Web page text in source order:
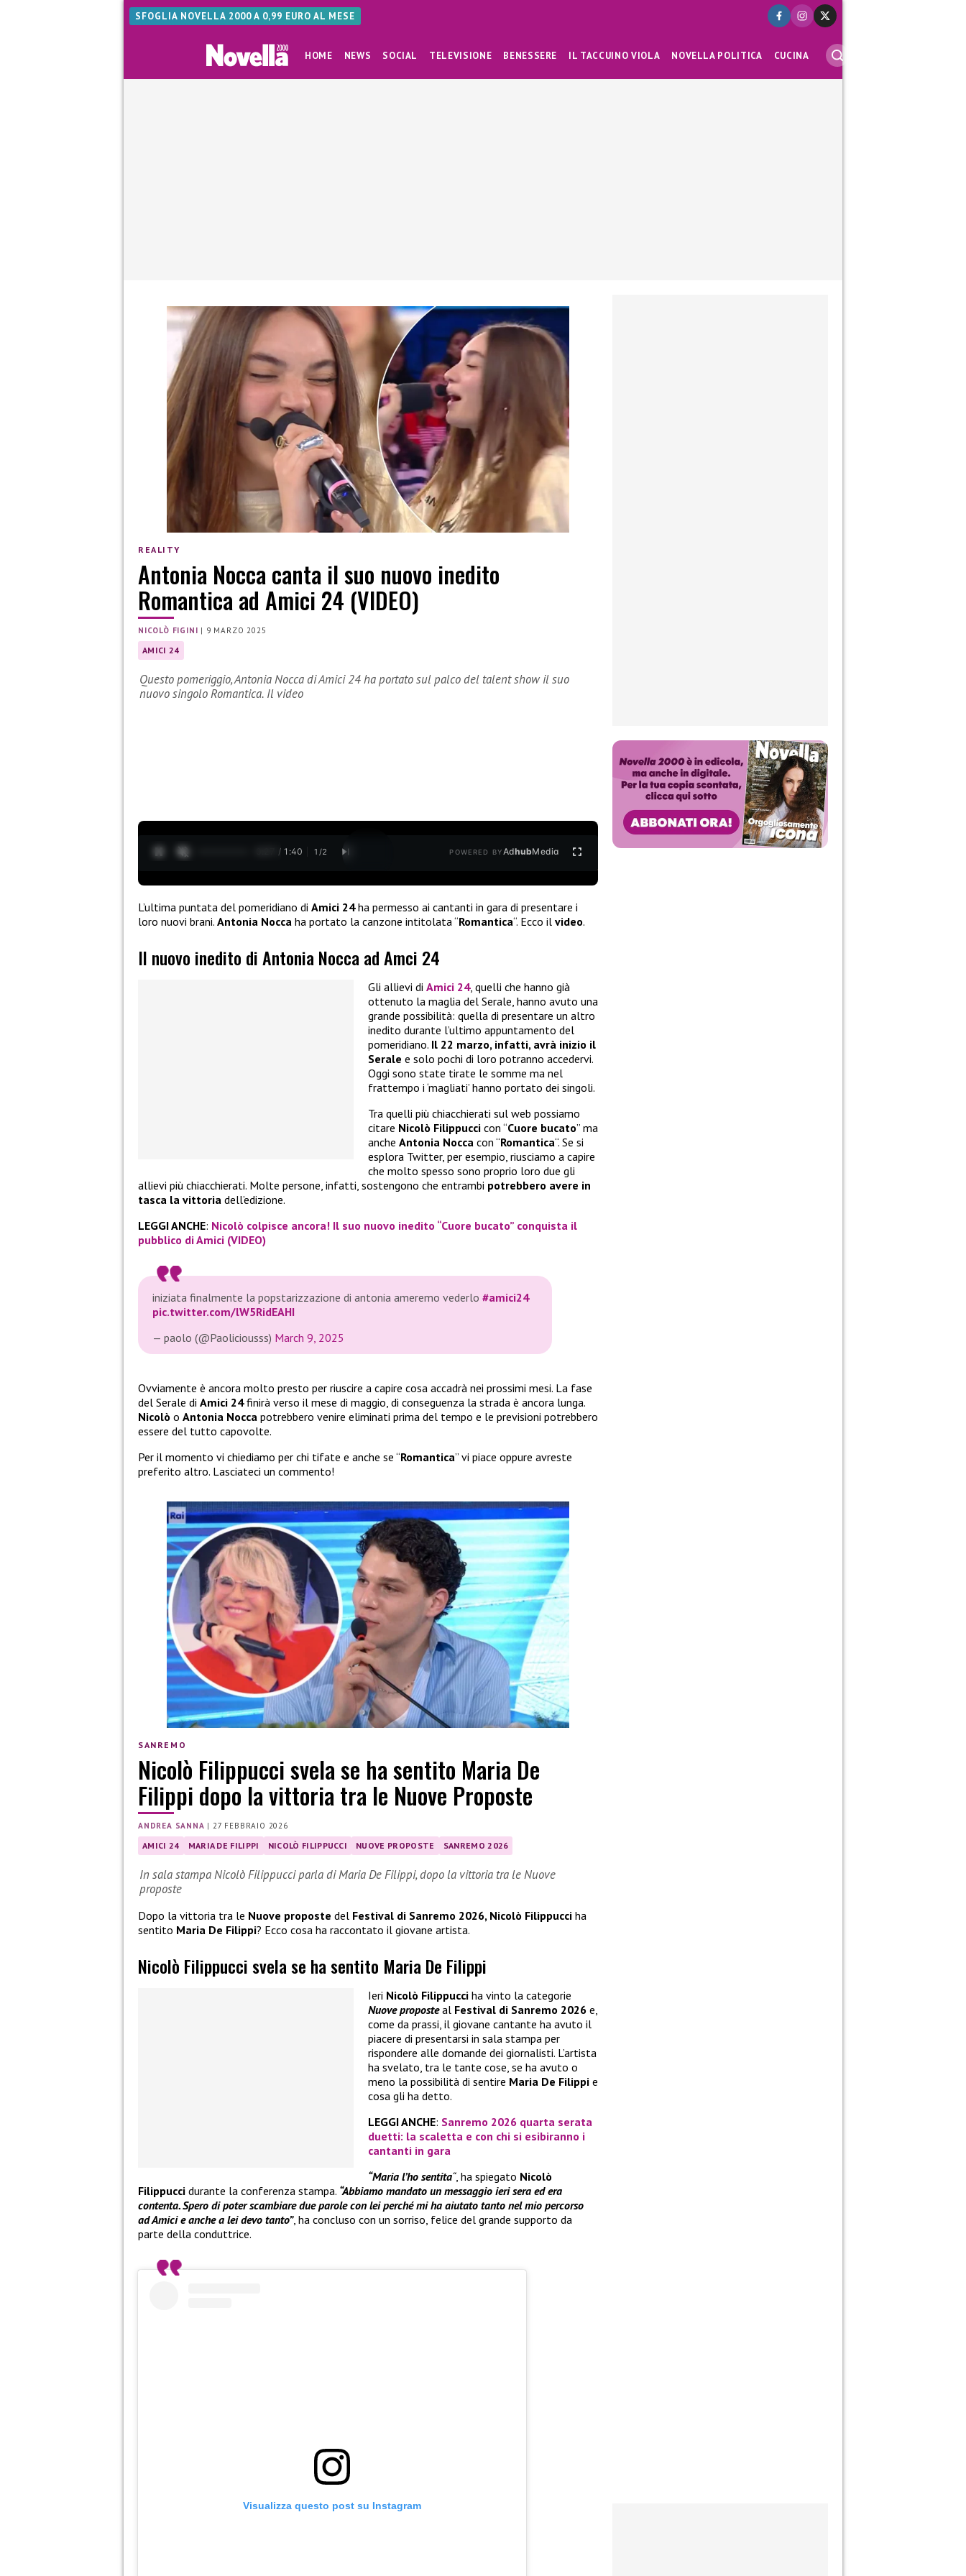
SFOGLIA NOVELLA 2000 A 0,99 EURO AL MESE
HOME NEWS SOCIAL TELEVISIONE BENESSERE IL TACCUINO VIOLA NOVELLA POLITICA CUCINA
REALITY
Antonia Nocca canta il suo nuovo inedito
Romantica ad Amici 24 (VIDEO)
NICOLÒ FIGINI | 9 MARZO 2025
AMICI 24
Questo pomeriggio, Antonia Nocca di Amici 24 ha portato sul palco del talent show il suo
nuovo singolo Romantica. Il video
0:28 / 1:40 1 /2 POWERED BYAdhubMedia
L’ultima puntata del pomeridiano di Amici 24ha permesso ai cantanti in gara di presentare i
loro nuovi brani. Antonia Nocca ha portato la canzone intitolata “Romantica“. Ecco il video.
Il nuovo inedito di Antonia Nocca ad Amci 24
Gli allievi di Amici 24, quelli che hanno già
ottenuto la maglia del Serale, hanno avuto una
grande possibilità: quella di presentare un altro
inedito durante l’ultimo appuntamento del
pomeridiano. Il 22 marzo, infatti, avrà inizio il
Serale e solo pochi di loro potranno accedervi.
Oggi sono state tirate le somme ma nel
frattempo i ‘magliati’ hanno portato dei singoli.
Tra quelli più chiacchierati sul web possiamo
citare Nicolò Filippucci con “Cuore bucato” ma
anche Antonia Nocca con “Romantica“. Se si
esplora Twitter, per esempio, riusciamo a capire
che molto spesso sono proprio loro due gli
allievi più chiacchierati. Molte persone, infatti, sostengono che entrambi potrebbero avere in
tasca la vittoria dell’edizione.
LEGGI ANCHE: Nicolò colpisce ancora! Il suo nuovo inedito “Cuore bucato” conquista il
pubblico di Amici (VIDEO)
iniziata finalmente la popstarizzazione di antonia ameremo vederlo #amici24
pic.twitter.com/lW5RidEAHI
— paolo (@Paoliciousss) March 9, 2025
Ovviamente è ancora molto presto per riuscire a capire cosa accadrà nei prossimi mesi. La fase
del Serale di Amici 24finirà verso il mese di maggio, di conseguenza la strada è ancora lunga.
Nicolò o Antonia Nocca potrebbero venire eliminati prima del tempo e le previsioni potrebbero
essere del tutto capovolte.
Per il momento vi chiediamo per chi tifate e anche se “Romantica” vi piace oppure avreste
preferito altro. Lasciateci un commento!
SANREMO
Nicolò Filippucci svela se ha sentito Maria De
Filippi dopo la vittoria tra le Nuove Proposte
ANDREA SANNA |27 FEBBRAIO 2026
AMICI 24 MARIA DE FILIPPI NICOLÒ FILIPPUCCI NUOVE PROPOSTE SANREMO 2026
In sala stampa Nicolò Filippucci parla di Maria De Filippi, dopo la vittoria tra le Nuove
proposte
Dopo la vittoria tra le Nuove proposte del Festival di Sanremo 2026, Nicolò Filippucci ha
sentito Maria De Filippi? Ecco cosa ha raccontato il giovane artista.
Nicolò Filippucci svela se ha sentito Maria De Filippi
Ieri Nicolò Filippucci ha vinto la categorie
Nuove proposteal Festival di Sanremo 2026 e,
come da prassi, il giovane cantante ha avuto il
piacere di presentarsi in sala stampa per
rispondere alle domande dei giornalisti. L’artista
ha svelato, tra le tante cose, se ha avuto o
meno la possibilità di sentire Maria De Filippi e
cosa gli ha detto.
LEGGI ANCHE: Sanremo 2026 quarta serata
duetti: la scaletta e con chi si esibiranno i
cantanti in gara
“Maria l’ho sentita“, ha spiegato Nicolò
Filippucci durante la conferenza stampa. “Abbiamo mandato un messaggio ieri sera ed era
contenta. Spero di poter scambiare due parole con lei perché mi ha aiutato tanto nel mio percorso
ad Amici e anche a lei devo tanto”, ha concluso con un sorriso, felice del grande supporto da
parte della conduttrice.
Visualizza questo post su Instagram